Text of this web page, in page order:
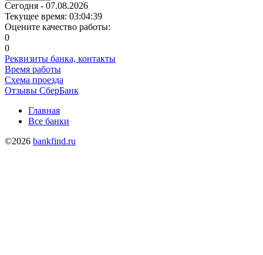
Сегодня - 07.08.2026
Текущее время: 03:04:40
Оцените качество работы:
0
0
Реквизиты банка, контакты
Время работы
Схема проезда
Отзывы СберБанк
Главная
Все банки
©2026 bankfind.ru